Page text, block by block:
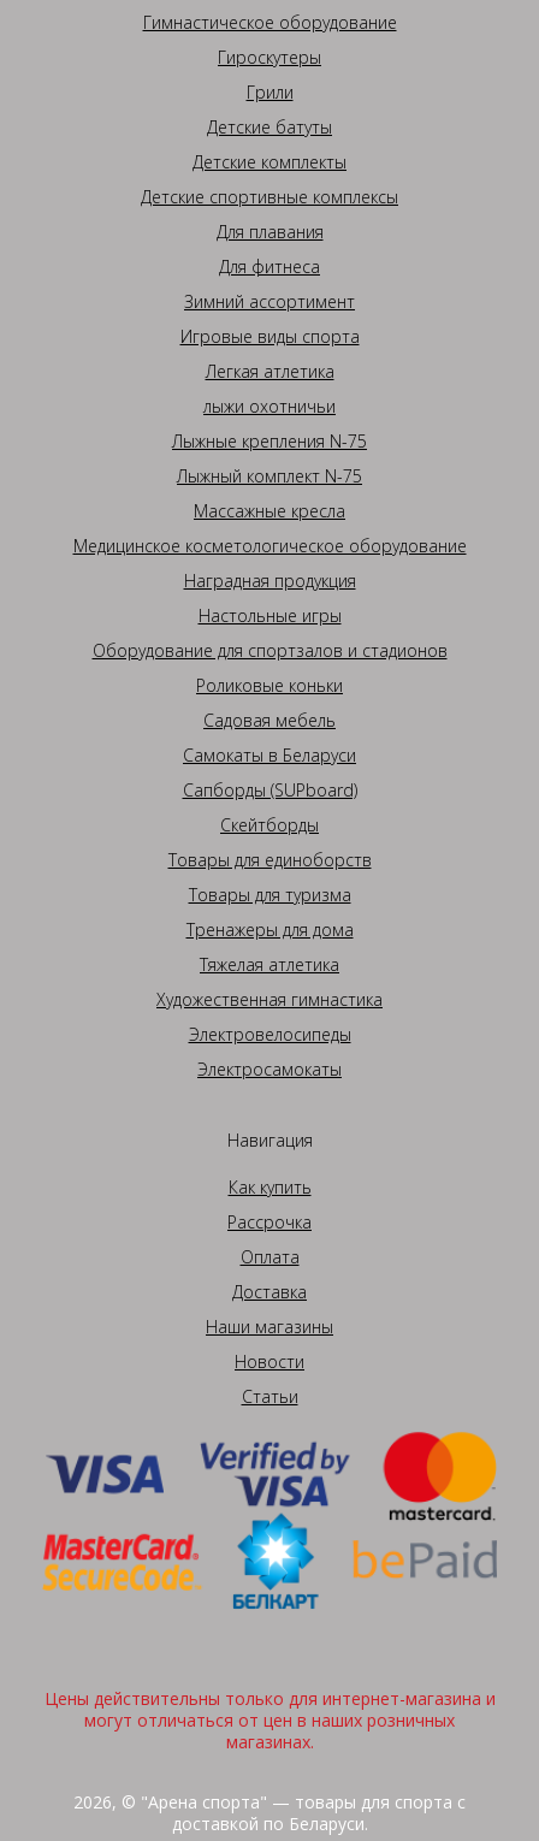
Гимнастическое оборудование
Гироскутеры
Грили
Детские батуты
Детские комплекты
Детские спортивные комплексы
Для плавания
Для фитнеса
Зимний ассортимент
Игровые виды спорта
Легкая атлетика
лыжи охотничьи
Лыжные крепления N-75
Лыжный комплект N-75
Массажные кресла
Медицинское косметологическое оборудование
Наградная продукция
Настольные игры
Оборудование для спортзалов и стадионов
Роликовые коньки
Садовая мебель
Самокаты в Беларуси
Сапборды (SUPboard)
Скейтборды
Товары для единоборств
Товары для туризма
Тренажеры для дома
Тяжелая атлетика
Художественная гимнастика
Электровелосипеды
Электросамокаты
Навигация
Как купить
Рассрочка
Оплата
Доставка
Наши магазины
Новости
Статьи
Цены действительны только для интернет-магазина и
могут отличаться от цен в наших розничных
магазинах.
2026, © "Арена спорта" — товары для спорта с
доставкой по Беларуси.